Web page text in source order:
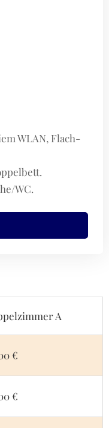
WLAN, Flach-
WC.
A
€
€